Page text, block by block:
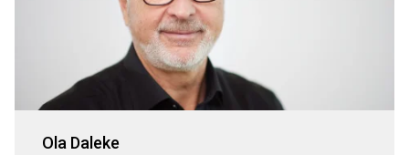
Ola Daleke